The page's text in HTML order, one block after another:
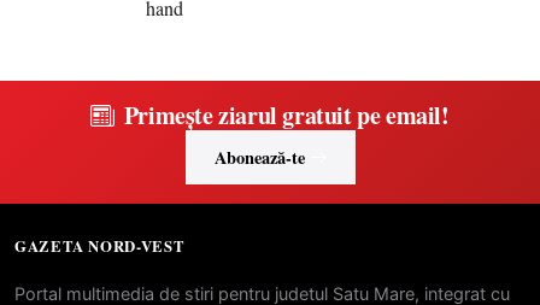
Primește ziarul gratuit pe email!
Abonează-te
GAZETA NORD-VEST
Portal multimedia de stiri pentru judetul Satu Mare, integrat cu